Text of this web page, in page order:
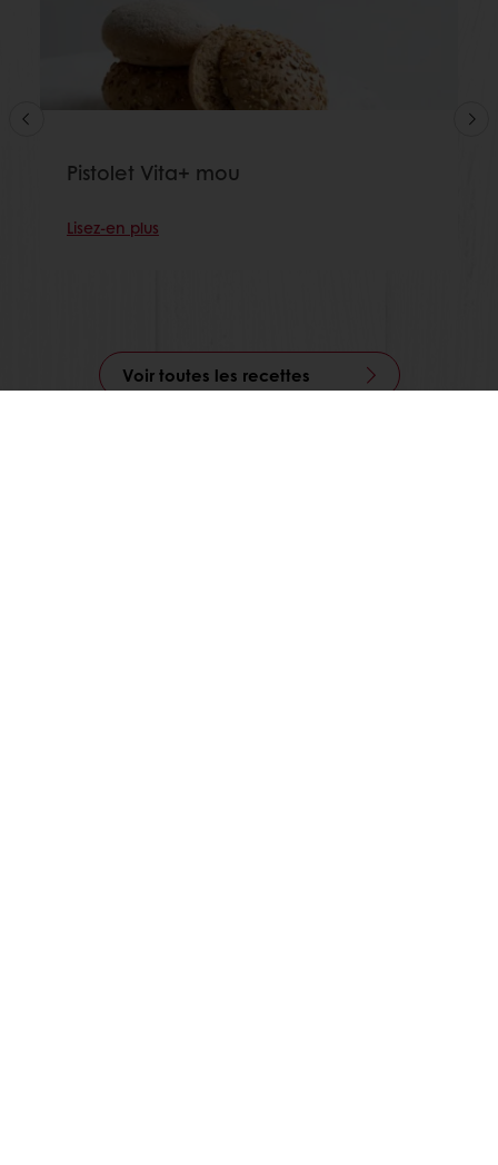
Pistolet Vita+ mou
Lisez-en plus
Voir toutes les recettes